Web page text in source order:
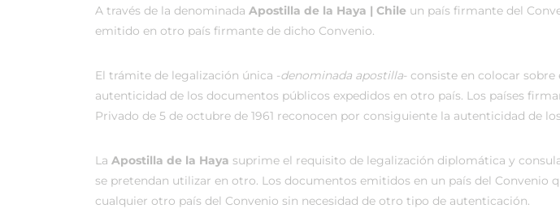
A través de la denominada Apostilla de la Haya | Chile un país firmante del
emitido en otro país firmante de dicho Convenio.
El trámite de legalización única -denominada apostilla- consiste en colocar
autenticidad de los documentos públicos expedidos en otro país. Los países
Privado de 5 de octubre de 1961 reconocen por consiguiente la autenticidad de
La Apostilla de la Haya suprime el requisito de legalización diplomática y
se pretendan utilizar en otro. Los documentos emitidos en un país del Convenio
cualquier otro país del Convenio sin necesidad de otro tipo de autenticación.